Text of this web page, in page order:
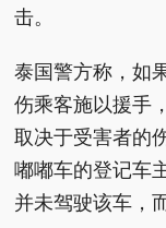
击。
泰国警方称，如
伤乘客施以援手
取决于受害者的
嘟嘟车的登记车
并未驾驶该车，